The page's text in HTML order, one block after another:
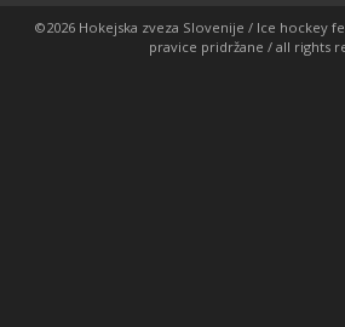
©2026 Hokejska zveza Slovenije / Ice hockey
pravice pridržane / all rights